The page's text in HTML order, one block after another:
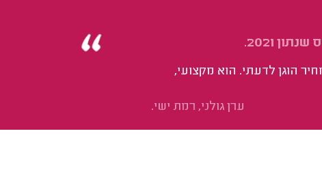
2021.
הוגן לדעתי. הוא מקצועי,
ערן גולני, רמת ישי.